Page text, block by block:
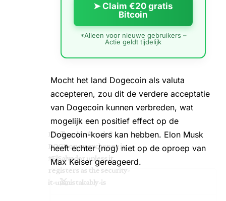
➤ Claim €20 gratis
Bitcoin
*Alleen voor nieuwe gebruikers –
Actie geldt tijdelijk
Mocht het land Dogecoin als valuta
accepteren, zou dit de verdere acceptatie
van Dogecoin kunnen verbreden, wat
mogelijk een positief effect op de
Dogecoin-koers kan hebben. Elon Musk
heeft echter (nog) niet op de oproep van
Max Keiser gereageerd.
It’s illegal to *trade*
DOGE on an exchange in
#ElSalvador unless it
registers as the security-
it-unmistakably-is